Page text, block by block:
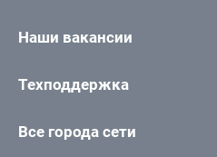
Наши вакансии
Техподдержка
Все города сети